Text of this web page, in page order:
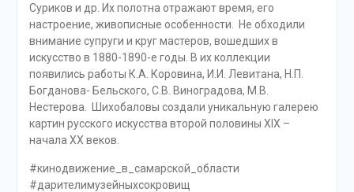
Суриков и др. Их полотна отражают время, его
настроение, живописные особенности. Не обходили
внимание супруги и круг мастеров, вошедших в
искусство в 1880-1890-е годы. В их коллекции
появились работы К.А. Коровина, И.И. Левитана, Н.П.
Богданова- Бельского, С.В. Виноградова, М.В.
Нестерова. Шихобаловы создали уникальную галерею
картин русского искусства второй половины XIX –
начала ХХ веков.
#кинодвижение_в_самарской_области
#дарителимузейныхсокровищ